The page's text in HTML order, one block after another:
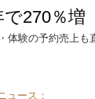
270％増
体験の予約売上
ュース：